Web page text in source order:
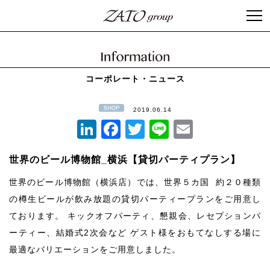
コーポレート・ニュース
2019.06.14
LinkedIn
Facebook
Twitter
Line
世界のビール博物館_横浜【貸切パーティプラン】
世界のビール博物館（横浜店）では、世界５カ国 約２０種類
の樽生ビールが飲み放題の貸切パーティープランをご用意し
ております。 キックオフパーティ、懇親会、レセプションパ
ーティー、結婚式2次会など ゲスト様をおもてなしする場に
最適なバリエーションをご用意しました。